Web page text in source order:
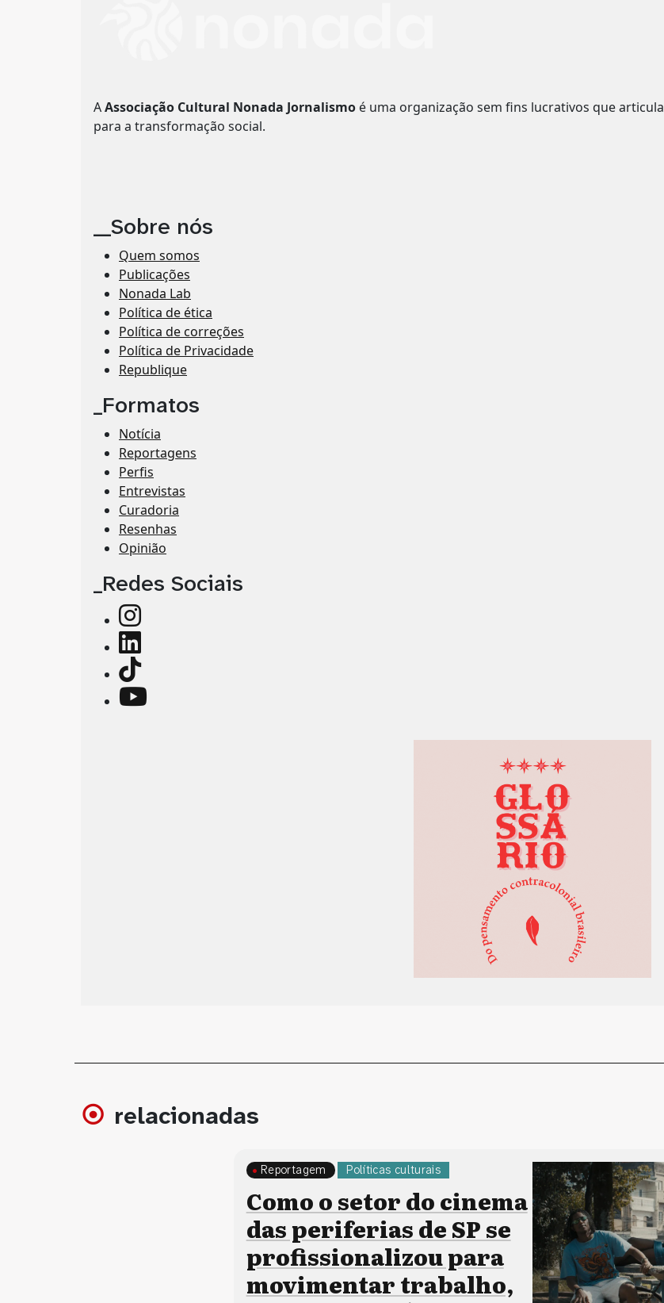
AAssociação Cultural Nonada Jornalismo é uma organização sem fins lucrativos que articula
para a transformação social.
__Sobre nós
Quem somos
Publicações
Nonada Lab
Política de ética
Política de correções
Política de Privacidade
Republique
_Formatos
Notícia
Reportagens
Perfis
Entrevistas
Curadoria
Resenhas
Opinião
_Redes Sociais
relacionadas
Políticas culturais
Reportagem
Como o setor do cinema
das periferias de SP se
profissionalizou para
movimentar trabalho,